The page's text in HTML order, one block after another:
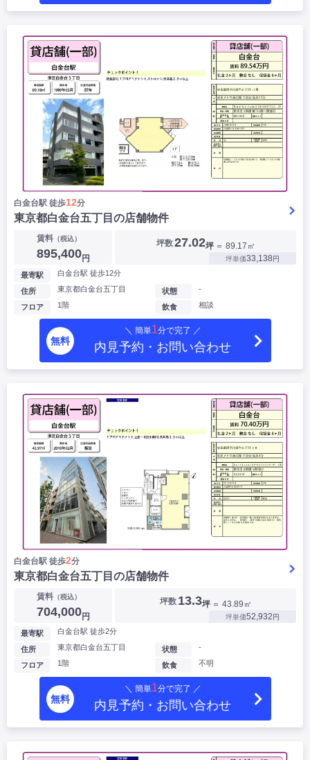
白金台駅 徒歩12分
東京都白金台五丁目の店舗物件
賃料（税込）
895,400円
坪数27.02坪 ＝ 89.17㎡
坪単価33,138円
最寄駅 白金台駅 徒歩12分
住所 東京都白金台五丁目
フロア 1階
状態 -
飲食 相談
無料
＼ 簡単1分で完了 ／
内見予約・お問い合わせ
白金台駅 徒歩2分
東京都白金台五丁目の店舗物件
賃料（税込）
704,000円
坪数 13.3坪 ＝ 43.89㎡
坪単価52,932円
最寄駅 白金台駅 徒歩2分
住所 東京都白金台五丁目
フロア 1階
状態 -
飲食 不明
無料
＼ 簡単1分で完了 ／
内見予約・お問い合わせ